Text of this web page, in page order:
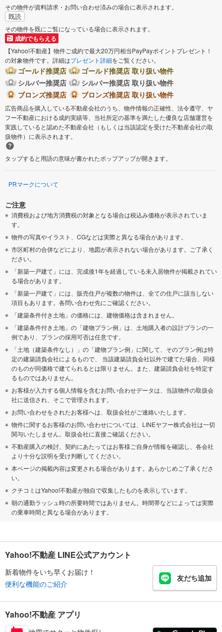
その物件が資料請求・お問い合わせ済みの場合に表示されます。
既読
その物件を既にご覧になっている場合に表示されます。
成約でもらえる
【Yahoo!不動産】物件ご成約で最大20万円相当PayPayポイントプレゼント！
の対象物件です。詳細はプレゼント詳細をご覧ください。
ゴールド推奨店
ゴールド推奨店 取り扱い物件
シルバー推奨店
シルバー推奨店 取り扱い物件
ブロンズ推奨店
ブロンズ推奨店 取り扱い物件
広告商品を購入している不動産会社のうち、物件情報の正確性、法令遵守、ヤ
フー不動産における成約実績等、当社所定の基準を満たした優良な店舗運営を
実践していると認めた不動産会社（もしくは当該認定を受けた不動産会社の取
扱物件）に表示されます。
タップすると用語の意味が書かれたポップアップが開きます。
PRマークについて
ご注意
消費税および地方消費税の対象となる場合は税込み価格が表示されていま
す。
物件の写真やイラスト、CGなどは実際と異なる場合があります。
市区町村の合併などにより、地図が表示されない場合があります。ご了承く
ださい。
「新築一戸建て」には、完成後1年を経過している未入居物件が掲載されてい
る場合があります。
「新築一戸建て」には、販売住戸が複数の物件は、全ての住戸に該当しない
項目もあります。各問い合わせ先にご確認ください。
「建築条件付き土地」の価格には、建物価格は含まれません。
「建築条件付き土地」の「建物プラン例」は、土地購入者の設計プランの一
例であり、プランの採用可否は任意です。
「土地（建築条件なし）」の「建物プラン例」に関して、そのプラン例は特
定の建築請負会社によるもので、 当該建築請負会社以外で建てた場合、同様
のものが同価格で建てられるとは限りません。また、建築請負会社を特定す
るものではありません。
お客様が入力する個人情報を含むお問い合わせデータは、当該物件の取扱会
社に送信され、そこで管理されます。
お問い合わせをされたお客様へは、取扱会社がご連絡いたします。
物件に関するお客様のお問い合わせについては、LINEヤフー株式会社は一切
関与いたしません。取扱会社に直接ご確認ください。
不動産購入の検討、契約にあたってはお客様ご自身が情報を確認し、各会社
より十分な説明を受け判断してください。
本ページの掲載内容は変更される場合があります。あらかじめご了承くださ
い。
クチコミはYahoo!不動産が独自で収集したものを表示しています。
朝の通勤ラッシュ時の所要時間ではありません。時間帯などによっては実際
の乗車時間と異なる場合があります。
Yahoo!不動産 LINE公式アカウント
新着物件をいち早くお届け！
便利な機能のご紹介
友だち追加
Yahoo!不動産 アプリ